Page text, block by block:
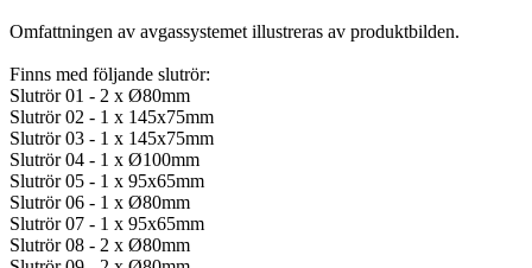
Omfattningen av avgassystemet illustreras av produktbilden.
Finns med följande slutrör:
Slutrör 01 - 2 x Ø80mm
Slutrör 02 - 1 x 145x75mm
Slutrör 03 - 1 x 145x75mm
Slutrör 04 - 1 x Ø100mm
Slutrör 05 - 1 x 95x65mm
Slutrör 06 - 1 x Ø80mm
Slutrör 07 - 1 x 95x65mm
Slutrör 08 - 2 x Ø80mm